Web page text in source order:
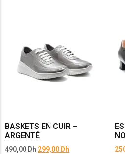
BASKETS EN CUIR –
ARGENTÉ
490,00Dh 299,00 Dh